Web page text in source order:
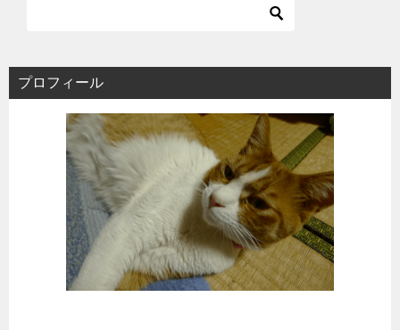
プロフィール